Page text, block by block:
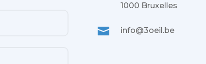
1000 Bruxelles
 info@3oeil.be